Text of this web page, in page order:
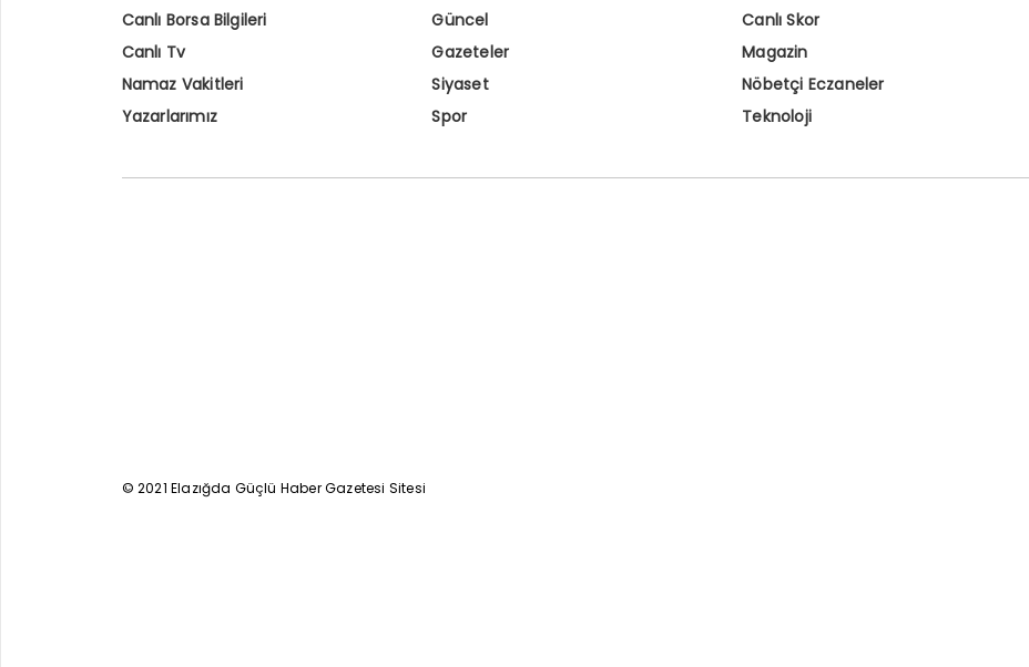
Canlı Borsa Bilgileri
Güncel Canlı Skor
Canlı Tv
Gazeteler Magazin
Namaz Vakitleri
Siyaset Nöbetçi Eczaneler
Yazarlarımız
Spor Teknoloji
© 2021 Elazığda Güçlü Haber Gazetesi Sitesi